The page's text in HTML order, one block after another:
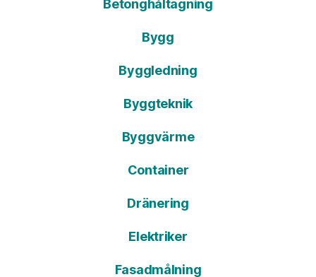
Betonghåltagning
Bygg
Byggledning
Byggteknik
Byggvärme
Container
Dränering
Elektriker
Fasadmålning